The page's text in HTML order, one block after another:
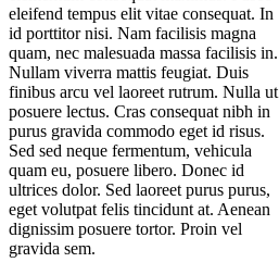
eleifend tempus elit vitae consequat. In
id porttitor nisi. Nam facilisis magna
quam, nec malesuada massa facilisis in.
Nullam viverra mattis feugiat. Duis
finibus arcu vel laoreet rutrum. Nulla ut
posuere lectus. Cras consequat nibh in
purus gravida commodo eget id risus.
Sed sed neque fermentum, vehicula
quam eu, posuere libero. Donec id
ultrices dolor. Sed laoreet purus purus,
eget volutpat felis tincidunt at. Aenean
dignissim posuere tortor. Proin vel
gravida sem.